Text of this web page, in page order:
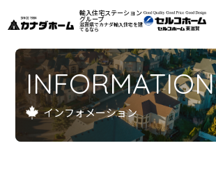
輸入住宅ステーション
グループ
滋賀県でカナダ輸入住宅を建
てるなら
私たちについて
モデルハウス
インフォメーション
INFORMATION
インフォメーション